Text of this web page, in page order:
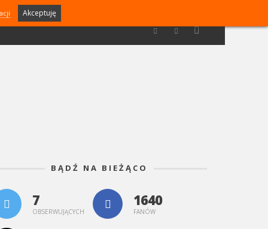
BĄDŹ NA BIEŻĄCO
7
OBSERWUJĄCYCH
1640
FANÓW
Akceptuję